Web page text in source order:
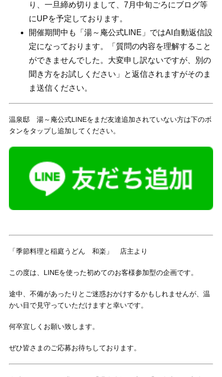
り、一旦締め切りまして、7月中旬ごろにブログ等
にUPを予定しております。
開催期間中も「湯～庵公式LINE」ではAI自動返信設
定になっております。「質問の内容を理解すること
ができませんでした。大変申し訳ないですが、別の
聞き方をお試しください」と返信されますがそのま
ま送信ください。
温泉邸 湯～庵公式LINEをまだ友達追加されていない方は下のボ
タンをタップし追加してください。
「季節料理と稲庭うどん 和楽」 店主より
この度は、LINEを使った初めてのお客様参加型の企画です。
途中、不備があったりとご迷惑おかけするかもしれませんが、温
かい目で見守っていただけますと幸いです。
何卒宜しくお願い致します。
ぜひ皆さまのご応募お待ちしております。